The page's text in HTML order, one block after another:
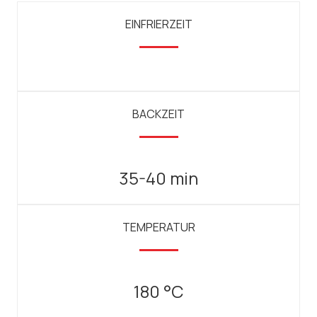
EINFRIERZEIT
BACKZEIT
35-40 min
TEMPERATUR
180 °C